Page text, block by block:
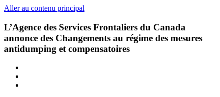
Aller au contenu principal
L’Agence des Services Frontaliers du Canada
annonce des Changements au régime des mesures
antidumping et compensatoires